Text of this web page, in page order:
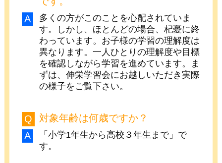
多くの方がこのことを心配されていま
す。しかし、ほとんどの場合、杞憂に終
わっています。お子様の学習の理解度は
異なります。一人ひとりの理解度や目標
を確認しながら学習を進めています。ま
ずは、伸栄学習会にお越しいただき実際
の様子をご覧下さい。
対象年齢は何歳ですか？
「小学1年生から高校３年生まで」で
す。